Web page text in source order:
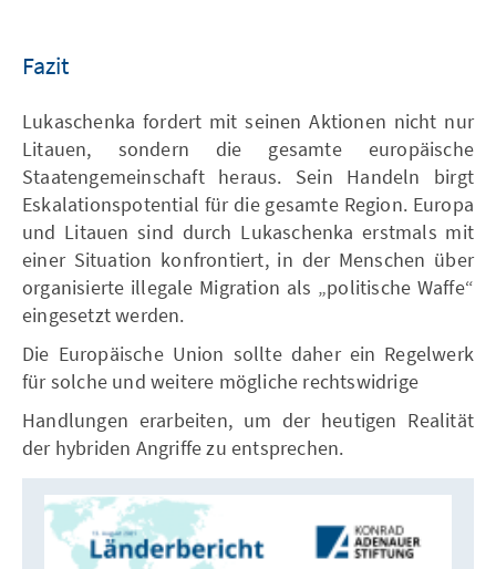
Fazit
Lukaschenka fordert mit seinen Aktionen nicht nur
Litauen, sondern die gesamte europäische
Staatengemeinschaft heraus. Sein Handeln birgt
Eskalationspotential für die gesamte Region. Europa
und Litauen sind durch Lukaschenka erstmals mit
einer Situation konfrontiert, in der Menschen über
organisierte illegale Migration als „politische Waffe“
eingesetzt werden.
Die Europäische Union sollte daher ein Regelwerk
für solche und weitere mögliche rechtswidrige
Handlungen erarbeiten, um der heutigen Realität
der hybriden Angriffe zu entsprechen.